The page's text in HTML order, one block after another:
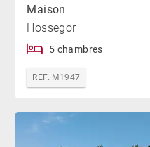
Maison
Hossegor
5 chambres
REF. M1947